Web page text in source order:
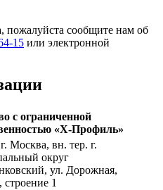
пожалуйста сообщите нам об
15 или электронной
с ограниченной
«Х-Профиль»
Москва, вн. тер. г.
округ
ул. Дорожная,
1